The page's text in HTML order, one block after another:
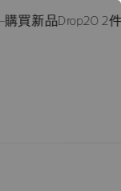
Drop20 2件享有